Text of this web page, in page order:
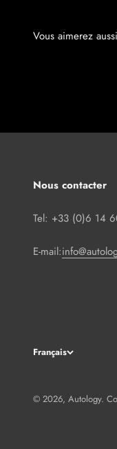
Nous contacter
Tel: +33 (0)6 14
E-mail:
Français
© 2026, Autology.